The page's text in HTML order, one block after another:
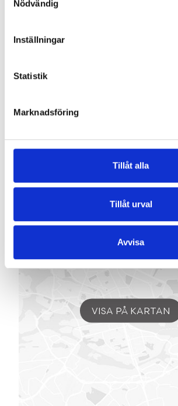
Nödvändig
Inställningar
Statistik
Marknadsföring
Tillåt alla
Tillåt urval
Avvisa
Karta
HJORTVÄGEN 16 -187 36 TÄBY
VISA PÅ KARTAN